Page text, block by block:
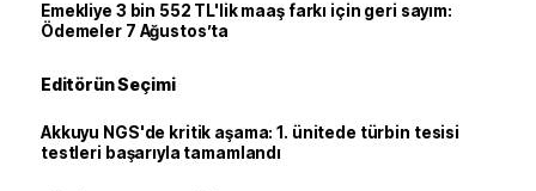
Emekliye 3 bin 552 TL'lik maaş farkı için geri sayım:
Ödemeler 7 Ağustos’ta
Editörün Seçimi
Akkuyu NGS'de kritik aşama: 1. ünitede türbin tesisi
testleri başarıyla tamamlandı